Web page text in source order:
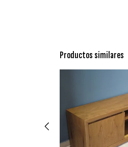
Productos similares